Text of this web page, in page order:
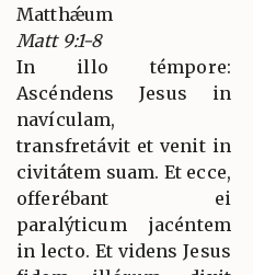
Matthǽum
Matt 9:1-8
In illo témpore:
Ascéndens Jesus in
navículam,
transfretávit et venit in
civitátem suam. Et ecce,
offerébant ei
paralýticum jacéntem
in lecto. Et videns Jesus